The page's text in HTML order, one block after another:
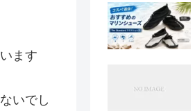
ます
いでし